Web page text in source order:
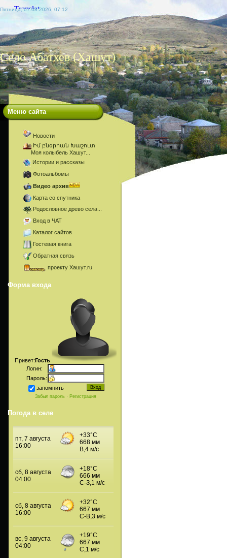
Пятница, 07.08.2026, 07:12
Село Абатхев (Хашут)
Меню сайта
Новости
Իմ բնօրրան Խաշուտ
Моя колыбель Хашут...
Истории и рассказы
Фотоальбомы
Видео архив
Карта со спутника
Родословное древо села...
Вход в ЧАТ
Каталог сайтов
Гостевая книга
Обратная связь
проекту Хашут.ru
Форма входа
Привет:Гость
Логин:
Пароль:
запомнить
Забыл пароль· Регистрация
Погода в селе